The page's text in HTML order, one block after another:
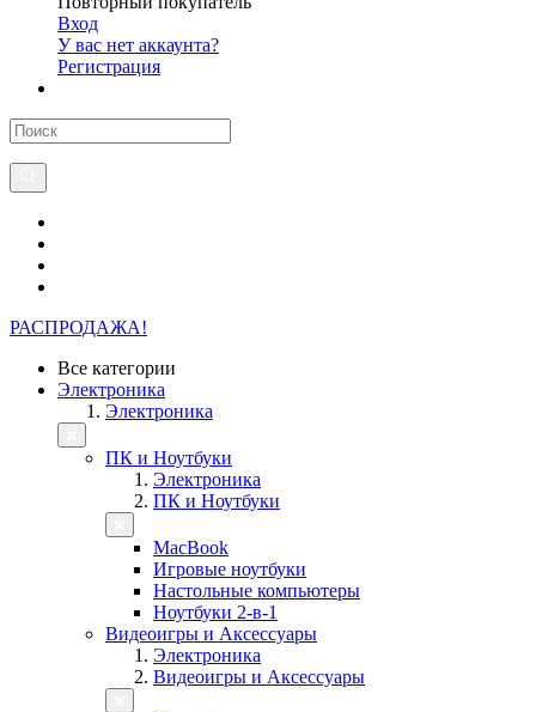
Вход
У вас нет аккаунта?
Регистрация
РАСПРОДАЖА!
Все категории
Электроника
Электроника
ПК и Ноутбуки
Электроника
ПК и Ноутбуки
MacBook
Игровые ноутбуки
Настольные компьютеры
Ноутбуки 2-в-1
Видеоигры и Аксессуары
Электроника
Видеоигры и Аксессуары